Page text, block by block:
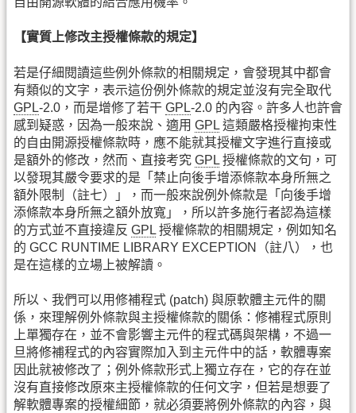
【實質上修改主授權條款的規定】
若是仔細閱讀這些例外條款的相關規定，會發現其中都會
有類似的文字，表示這份例外條款的規定並沒有完全取代
GPL-2.0，而是增修了若干 GPL-2.0 的內容。許多人也許會
感到疑惑，因為一般來說、適用 GPL 這類嚴格授權拘束性
的自由開源授權條款時，應不能就其授權文字進行直接或
是額外的修改，然而、直接考究 GPL 授權條款的文句，可
以發現其嚴令要求的是「禁止向後手增添條款本身所無之
額外限制（註七）」，而一般來說例外條款是「向後手增
添條款本身所無之額外放寬」，所以許多施行者認為這樣
的方式並不直接違反 GPL 授權條款的相關規定，例如知名
的 GCC RUNTIME LIBRARY EXCEPTION（註八），也
是在這樣的立場上被解讀。
所以、我們可以用修補程式 (patch) 與原軟體主元件的關
係，來理解例外條款與主授權條款的關係：修補程式原則
上單獨存在，並不會影響主元件的程式碼與架構，不過一
旦將修補程式的內容實際加入到主元件中的話，軟體專案
因此就被修改了；例外條款形式上獨立存在，它的存在並
沒有直接修改原來主授權條款的任何文字，但若是想要了
解軟體專案的授權細節，就必須要將例外條款的內容，與